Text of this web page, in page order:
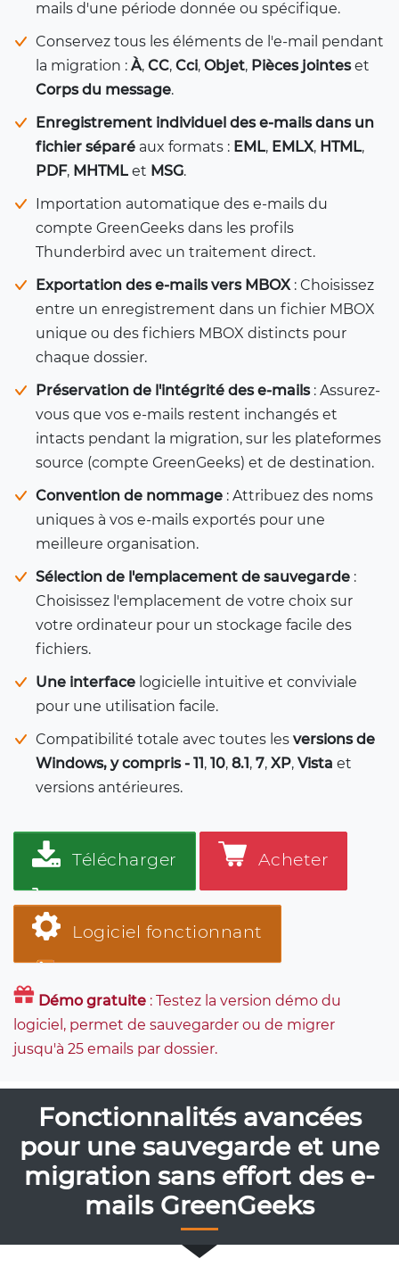
mails d'une période donnée ou spécifique.
Conservez tous les éléments de l'e-mail pendant
la migration : À, CC, Cci, Objet, Pièces jointeset
Corps du message.
Enregistrement individuel des e-mails dans un
fichier séparé aux formats : EML, EMLX, HTML,
PDF, MHTML et MSG.
Importation automatique des e-mails du
compte GreenGeeks dans les profils
Thunderbird avec un traitement direct.
Exportation des e-mails vers MBOX: Choisissez
entre un enregistrement dans un fichier MBOX
unique ou des fichiers MBOX distincts pour
chaque dossier.
Préservation de l'intégrité des e-mails: Assurez-
vous que vos e-mails restent inchangés et
intacts pendant la migration, sur les plateformes
source (compte GreenGeeks) et de destination.
Convention de nommage : Attribuez des noms
uniques à vos e-mails exportés pour une
meilleure organisation.
Sélection de l'emplacement de sauvegarde :
Choisissez l'emplacement de votre choix sur
votre ordinateur pour un stockage facile des
fichiers.
Une interface logicielle intuitive et conviviale
pour une utilisation facile.
Compatibilité totale avec toutes les versions de
Windows, y compris - 11, 10, 8.1, 7, XP, Vista et
versions antérieures.
Télécharger Acheter
Logiciel fonctionnant
Démo gratuite : Testez la version démo du
logiciel, permet de sauvegarder ou de migrer
jusqu'à 25 emails par dossier.
Fonctionnalités avancées
pour une sauvegarde et une
migration sans effort des e-
mails GreenGeeks